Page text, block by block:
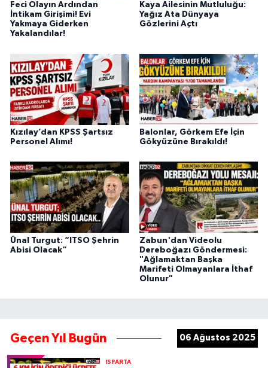
Feci Olayın Ardından
İntikam Girişimi! Evi
Yakmaya Giderken
Yakalandılar!
Kaya Ailesinin Mutluluğu:
Yağız Ata Dünyaya
Gözlerini Açtı
Kızılay’dan KPSS Şartsız
Personel Alımı!
Balonlar, Görkem Efe İçin
Gökyüzüne Bırakıldı!
Ünal Turgut: “ITSO Şehrin
Abisi Olacak”
Zabun'dan Videolu
Dereboğazı Göndermesi:
"Ağlamaktan Başka
Marifeti Olmayanlara İthaf
Olunur"
Geçen Yıl Bugün 06 Ağustos 2025
ISPARTA